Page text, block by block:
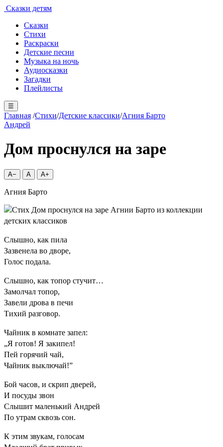
Сказки детям
Сказки
Стихи
Раскраски
Детские песни
Музыка на ночь
Аудиосказки
Загадки
Плейлисты
☰
Главная /Стихи/Детские классики/Агния Барто
Андрей
Дом проснулся на заре
A− A A+
Агния Барто
Слышно, как пила
Зазвенела во дворе,
Голос подала.
Слышно, как топор стучит…
Замолчал топор,
Завели дрова в печи
Тихий разговор.
Чайник в комнате запел:
„Я готов! Я закипел!
Пей горячий чай,
Чайник выключай!”
Бой часов, и скрип дверей,
И посуды звон
Слышит маленький Андрей
По утрам сквозь сон.
К этим звукам, голосам